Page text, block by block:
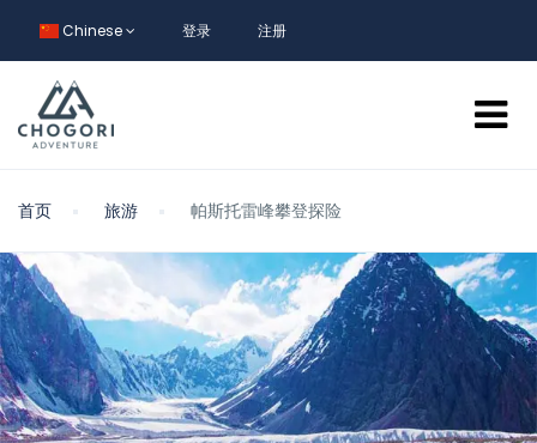
Chinese 登录 注册
首页 旅游 帕斯托雷峰攀登探险